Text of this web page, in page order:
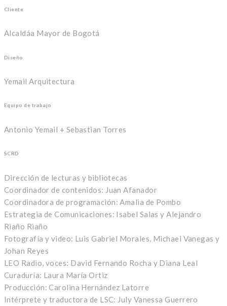
Cliente
Alcaldáa Mayor de Bogotá
Diseño
Yemail Arquitectura
Equipo de trabajo
Antonio Yemail + Sebastian Torres
SCRD
Dirección de lecturas y bibliotecas
Coordinador de contenidos: Juan Afanador
Coordinadora de programación: Amalia de Pombo
Estrategia de Comunicaciones: Isabel Salas y Alejandro
Riaño Riaño
Fotografía y video: Luis Gabriel Morales, Michael Vanegas y
Johan Reyes
LEO Radio, voces: David Fernando Rocha y Diana Leal
Curaduría: Laura María Ortiz
Producción: Carolina Hernández Latorre
Intérprete y traductora de LSC: July Vanessa Guerrero